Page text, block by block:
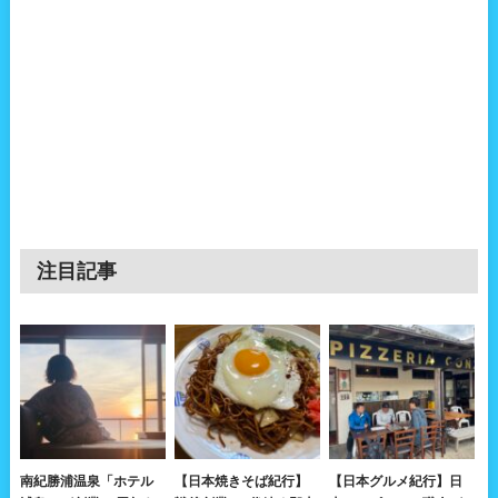
注目記事
南紀勝浦温泉「ホテル
【日本焼きそば紀行】
【日本グルメ紀行】日